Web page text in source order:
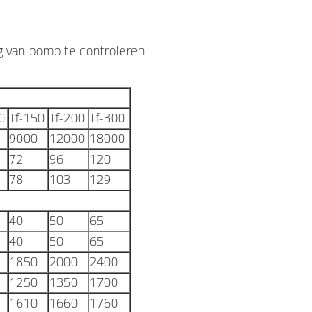
van pomp te controleren
Tf-150 Tf-200 Tf-300
9000 12000 18000
72 96
120
78 103
129
40 50
65
40 50
65
1850 2000
2400
1250 1350
1700
1610 1660
1760